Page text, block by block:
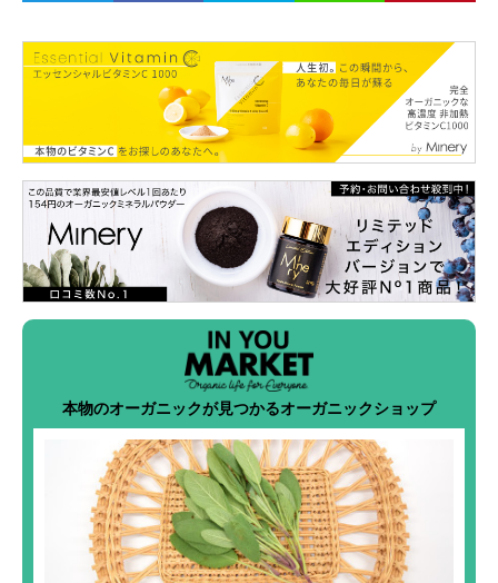
本物のオーガニックが見つかるオーガニックショップ